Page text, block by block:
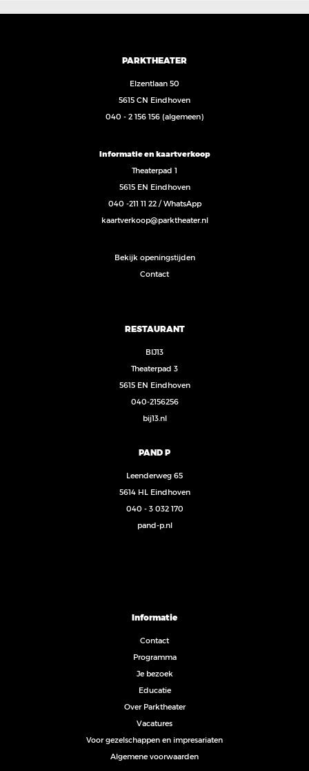
PARKTHEATER
Elzentlaan 50
5615 CN Eindhoven
040 - 2 156 156 (algemeen)
Informatie en kaartverkoop
Theaterpad 1
5615 EN Eindhoven
040 -211 11 22/WhatsApp
kaartverkoop@parktheater.nl
Bekijk openingstijden
Contact
RESTAURANT
BIJ13
Theaterpad 3
5615 EN Eindhoven
040-2156256
bij13.nl
PAND P
Leenderweg 65
5614 HL Eindhoven
040 - 3 032 170
pand-p.nl
Informatie
Contact
Programma
Je bezoek
Educatie
Over Parktheater
Vacatures
Voor gezelschappen en impresariaten
Algemene voorwaarden